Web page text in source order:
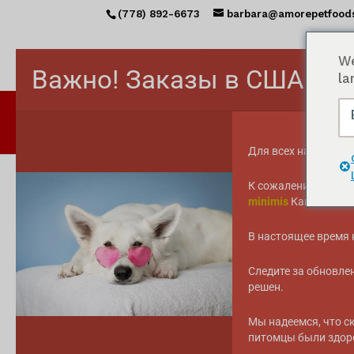
(778) 892-6673
Главная/ Товары с меткой "Dog Food"
Корм для собак
Показать все результаты 10
Отсортировано
Важно! Заказы в США
Для всех наших
К сожалению, мы
minimisКанадские
В настоящее время
Следите за
решен.
Мы надеемся, что
питомцы были